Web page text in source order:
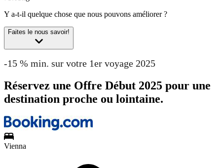
Y a-t-il quelque chose que nous pouvons améliorer ?
Faites le nous savoir!
-15 % min. sur votre 1er voyage 2025
Réservez une Offre Début 2025 pour une
destination proche ou lointaine.
Vienna